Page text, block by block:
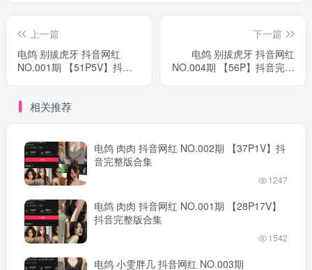
上一篇
电鸽 别拔虎牙 抖音网红
NO.001期 【51P5V】抖音
下一篇
电鸽 别拔虎牙 抖音网红
NO.004期 【56P】抖音完整
相关推荐
电鸽 肉肉 抖音网红 NO.002期 【37P1V】抖
音完整版合集
1247
电鸽 肉肉 抖音网红 NO.001期 【28P17V】
抖音完整版合集
1542
电鸽 小雯胖几 抖音网红 NO.003期